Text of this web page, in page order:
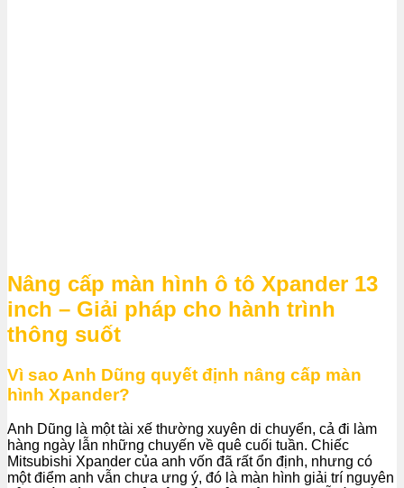
Nâng cấp màn hình ô tô Xpander 13
inch – Giải pháp cho hành trình
thông suốt
Vì sao Anh Dũng quyết định nâng cấp màn
hình Xpander?
Anh Dũng là một tài xế thường xuyên di chuyển, cả đi làm
hàng ngày lẫn những chuyến về quê cuối tuần. Chiếc
Mitsubishi Xpander của anh vốn đã rất ổn định, nhưng có
một điểm anh vẫn chưa ưng ý, đó là màn hình giải trí nguyên